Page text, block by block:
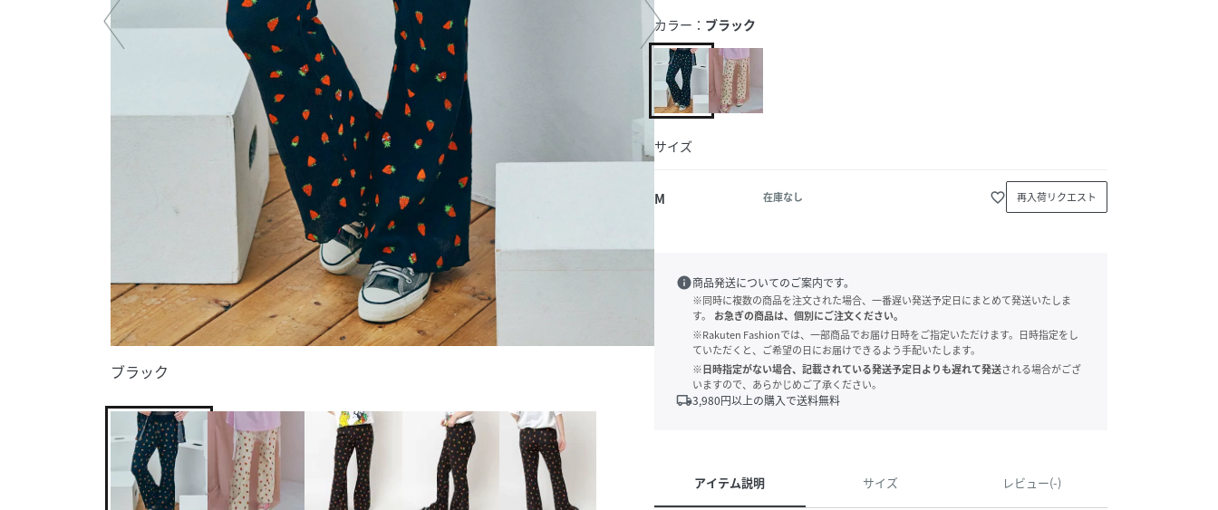
ブラック
カラー： ブラック
サイズ
M 在庫なし favorite_border 再入荷リクエスト
info商品発送についてのご案内です。
※同時に複数の商品を注文された場合、一番遅い発送予定日にまとめて発送いたしま
す。
お急ぎの商品は、個別にご注文ください。
※Rakuten Fashionでは、一部商品でお届け日時をご指定いただけます。日時指定をし
ていただくと、ご希望の日にお届けできるよう手配いたします。
※日時指定がない場合、記載されている発送予定日よりも遅れて発送される場合がござ
いますので、あらかじめご了承ください。
local_shipping3,980円以上の購入で送料無料
アイテム説明 サイズ レビュー(-)